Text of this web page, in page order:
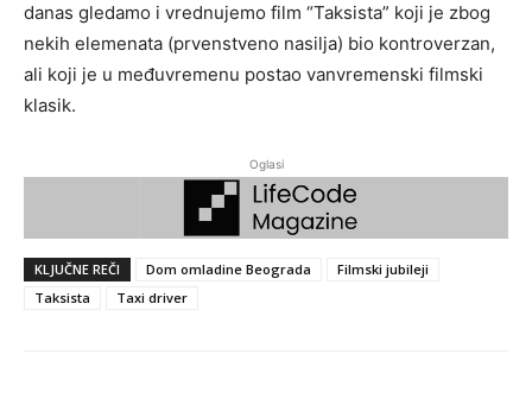
danas gledamo i vrednujemo film “Taksista” koji je zbog
nekih elemenata (prvenstveno nasilja) bio kontroverzan,
ali koji je u međuvremenu postao vanvremenski filmski
klasik.
Oglasi
KLJUČNE REČI Dom omladine Beograda
Filmski jubileji
Taksista
Taxi driver